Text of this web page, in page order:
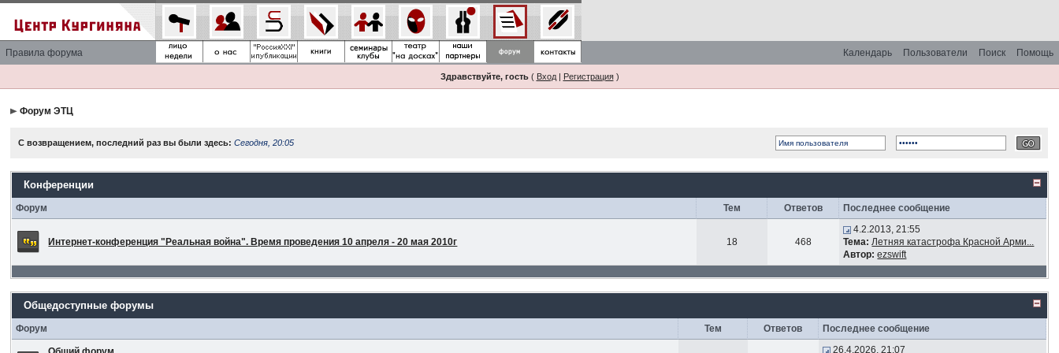
Правила форума Помощь
Поиск
Пользователи
Календарь
Здравствуйте, гость( Вход| Регистрация)
Форум ЭТЦ
С возвращением, последний раз вы были здесь:Сегодня, 20:05
Конференции
Форум Тем Ответов Последнее сообщение
Интернет-конференция "Реальная война". Время проведения 10 апреля - 20 мая 2010г 18 468
4.2.2013, 21:55
Тема: Летняя катастрофа Красной Арми...
Автор: ezswift
Общедоступные форумы
Форум Тем Ответов Последнее сообщение
26.4.2026, 21:07